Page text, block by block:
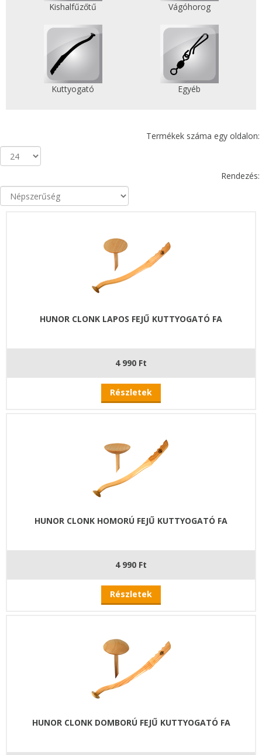
Kishalfűzőtű Vágóhorog
Kuttyogató Egyéb
Termékek száma egy oldalon:
Rendezés:
HUNOR CLONK LAPOS FEJŰ KUTTYOGATÓ FA
4 990 Ft
Részletek
HUNOR CLONK HOMORÚ FEJŰ KUTTYOGATÓ FA
4 990 Ft
Részletek
HUNOR CLONK DOMBORÚ FEJŰ KUTTYOGATÓ FA